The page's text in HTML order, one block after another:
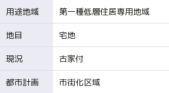
用途地域 第一種低層住居専用地域
地目 宅地
現況 古家付
都市計画 市街化区域